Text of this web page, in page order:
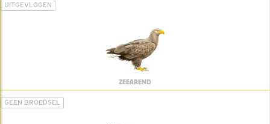
UITGEVLOGEN
ZEEAREND
GEEN BROEDSEL